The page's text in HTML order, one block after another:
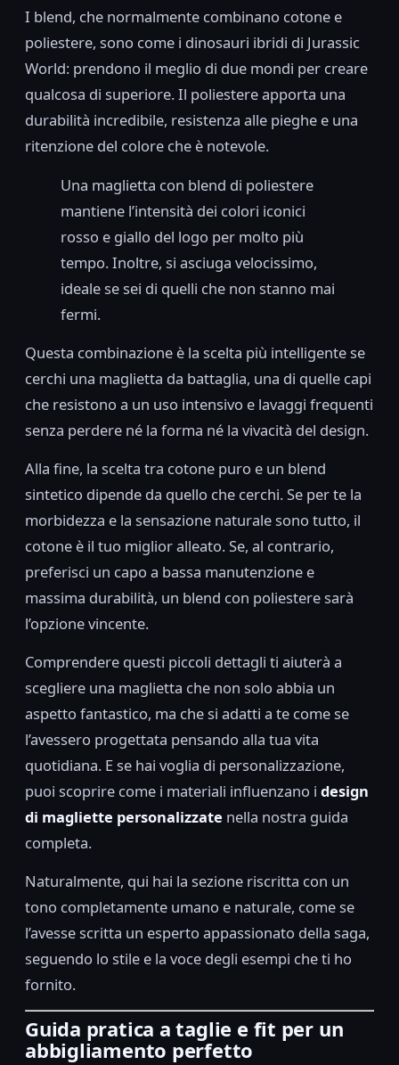
I blend, che normalmente combinano cotone e
poliestere, sono come i dinosauri ibridi di Jurassic
World: prendono il meglio di due mondi per creare
qualcosa di superiore. Il poliestere apporta una
durabilità incredibile, resistenza alle pieghe e una
ritenzione del colore che è notevole.
Una maglietta con blend di poliestere
mantiene l’intensità dei colori iconici
rosso e giallo del logo per molto più
tempo. Inoltre, si asciuga velocissimo,
ideale se sei di quelli che non stanno mai
fermi.
Questa combinazione è la scelta più intelligente se
cerchi una maglietta da battaglia, una di quelle capi
che resistono a un uso intensivo e lavaggi frequenti
senza perdere né la forma né la vivacità del design.
Alla fine, la scelta tra cotone puro e un blend
sintetico dipende da quello che cerchi. Se per te la
morbidezza e la sensazione naturale sono tutto, il
cotone è il tuo miglior alleato. Se, al contrario,
preferisci un capo a bassa manutenzione e
massima durabilità, un blend con poliestere sarà
l’opzione vincente.
Comprendere questi piccoli dettagli ti aiuterà a
scegliere una maglietta che non solo abbia un
aspetto fantastico, ma che si adatti a te come se
l’avessero progettata pensando alla tua vita
quotidiana. E se hai voglia di personalizzazione,
puoi scoprire come i materiali influenzano i design
di magliette personalizzate nella nostra guida
completa.
Naturalmente, qui hai la sezione riscritta con un
tono completamente umano e naturale, come se
l’avesse scritta un esperto appassionato della saga,
seguendo lo stile e la voce degli esempi che ti ho
fornito.
Guida pratica a taglie e fit per un
abbigliamento perfetto